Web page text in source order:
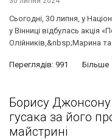
Сьогодні, 30 липня, у
у Вінниці відбулась акція
Олійників,&nbsp;Марина та
Переглядів: 991 Більше
Борису
гусака за його
майстрині